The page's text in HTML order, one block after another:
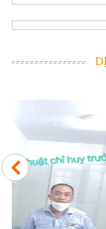
​📺 Thương
Công nghệ